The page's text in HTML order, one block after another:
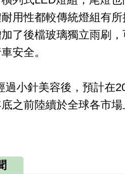
用性都較傳統燈組有
了後檔玻璃獨立雨刷
安全。
過小針美容後，預計在
之前陸續於全球各市